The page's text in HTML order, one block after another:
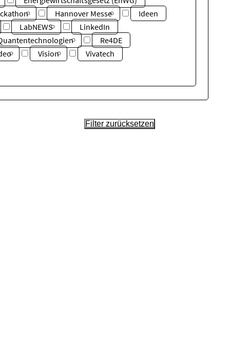
Hannover Messe
Ideen
LabNEWS
LinkedIn
Re4DE
Vision Vivatech
Filter zurücksetzen